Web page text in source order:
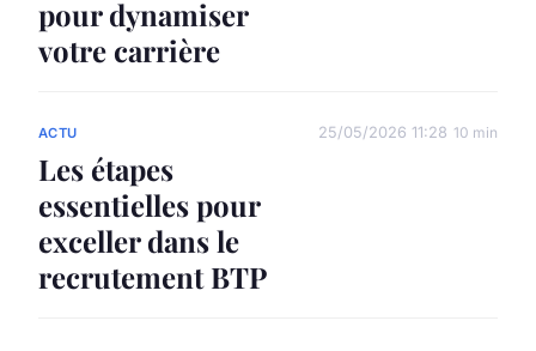
pour dynamiser
votre carrière
ACTU
Les étapes
essentielles pour
exceller dans le
recrutement BTP
25/05/2026 11:28 10 min